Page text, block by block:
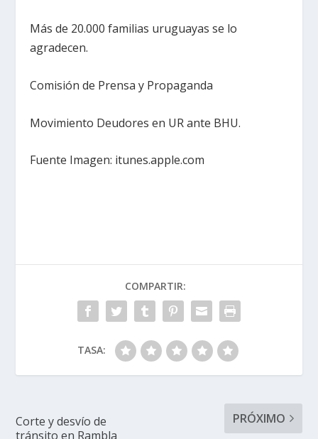
Más de 20.000 familias uruguayas se lo
agradecen.
Comisión de Prensa y Propaganda
Movimiento Deudores en UR ante BHU.
Fuente Imagen: itunes.apple.com
COMPARTIR:
TASA:
Corte y desvío de
tránsito en Rambla
PRÓXIMO